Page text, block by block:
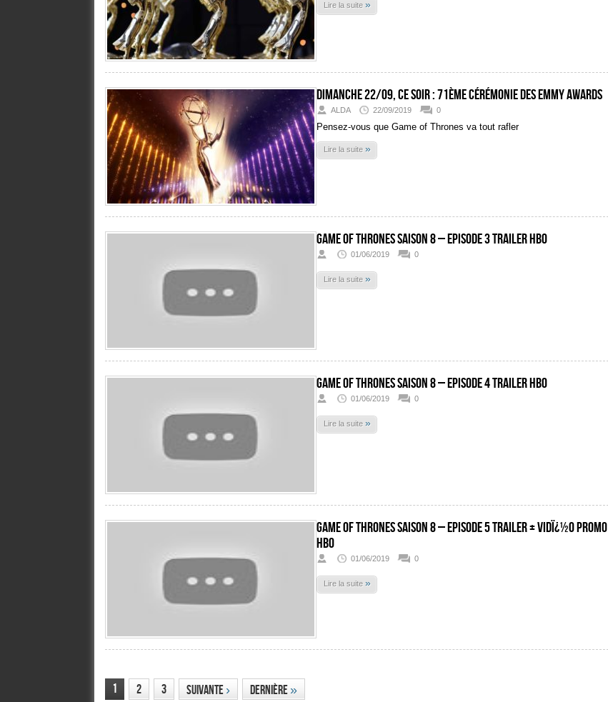
Lire la suite »
Dimanche 22/09, ce soir : 71ème Cérémonie des Emmy Awards
ALDA 22/09/2019 0
Pensez-vous que Game of Thrones va tout rafler
Lire la suite »
Game Of Thrones Saison 8 – Episode 3 Trailer HBO
01/06/2019 0
Lire la suite »
Game Of Thrones Saison 8 – Episode 4 Trailer HBO
01/06/2019 0
Lire la suite »
Game Of Thrones Saison 8 – Episode 5 Trailer + Vidï¿½o promo
HBO
01/06/2019 0
Lire la suite »
1 2 3 Suivante› Dernière»